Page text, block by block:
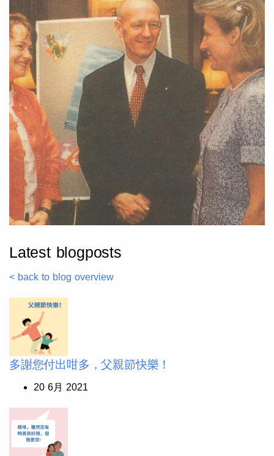
Latest blogposts
< back to blog overview
多謝您付出咁多，父親節快樂！
20 6月 2021